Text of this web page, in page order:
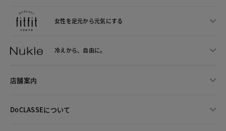
女性を足元から元気にする
冷えから、 自由に。
店舗案内
DoCLASSEについて